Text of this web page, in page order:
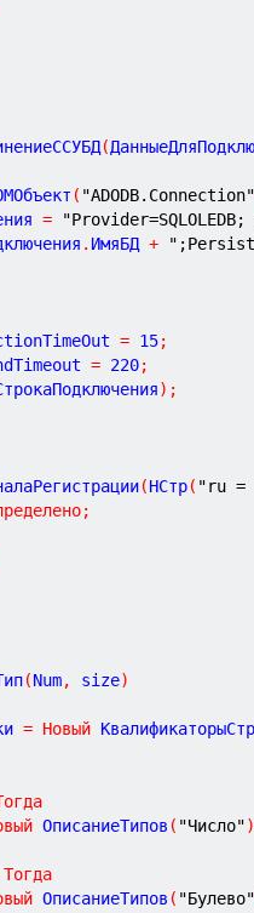
(
( "ADODB.Connection"
=
. ИмяБД +
= 15;
= 220;
) ;
(НСтр( "ru =
;
(Num, size)
= Новый
ОписаниеТипов ( "Число")
Тогда
ОписаниеТипов ( "Булево"